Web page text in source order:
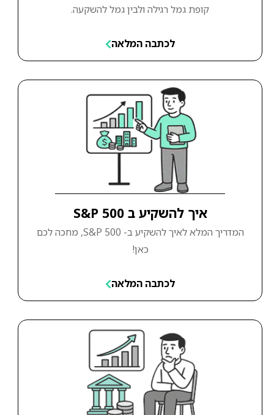
קופת גמל רגילה ולבין גמל להשקעה.
לכתבה המלאה
איך להשקיע ב S&P 500
המדריך המלא לאיך להשקיע ב- S&P 500, מחכה לכם
כאן!
לכתבה המלאה